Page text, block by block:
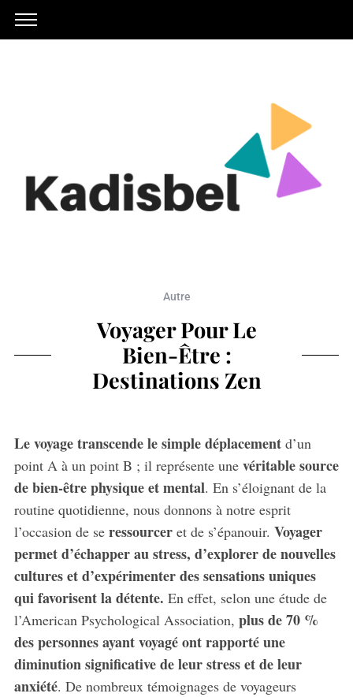
Autre
Voyager Pour Le
Bien-Être :
Destinations Zen
Le voyage transcende le simple déplacementd’un
point A à un point B ; il représente une véritable source
de bien-être physique et mental. En s’éloignant de la
routine quotidienne, nous donnons à notre esprit
l’occasion de se ressourceret de s’épanouir. Voyager
permet d’échapper au stress, d’explorer de nouvelles
cultures et d’expérimenter des sensations uniques
qui favorisent la détente. En effet, selon une étude de
l’American Psychological Association, plus de 70 %
des personnes ayant voyagé ont rapporté une
diminution significative de leur stress et de leur
anxiété. De nombreux témoignages de voyageurs